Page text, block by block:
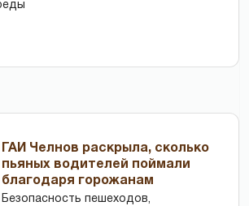
ГАИ Челнов раскрыла, сколько
пьяных водителей поймали
благодаря горожанам
Безопасность пешеходов,